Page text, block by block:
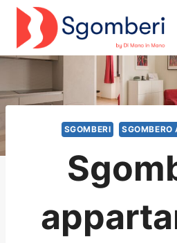
Salta
contenuto
SGOMBERI SGOMBERO